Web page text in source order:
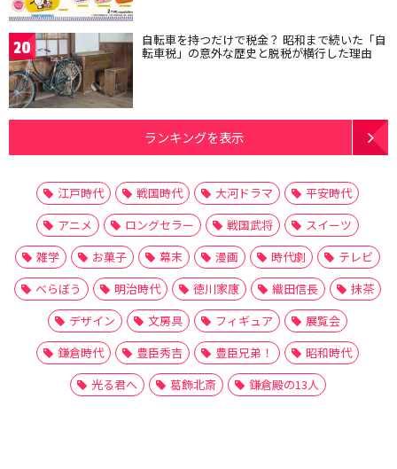
20 自転車を持つだけで税金？ 昭和まで続いた「自
転車税」の意外な歴史と脱税が横行した理由
ランキングを表示
江戸時代 戦国時代 大河ドラマ
平安時代
アニメ
ロングセラー 戦国武将
スイーツ
雑学
お菓子 幕末 漫画 時代劇
テレビ
べらぼう
明治時代 徳川家康 織田信長
抹茶
デザイン
文房具 フィギュア
展覧会
鎌倉時代
豊臣秀吉 豊臣兄弟！
昭和時代
光る君へ
葛飾北斎 鎌倉殿の13人